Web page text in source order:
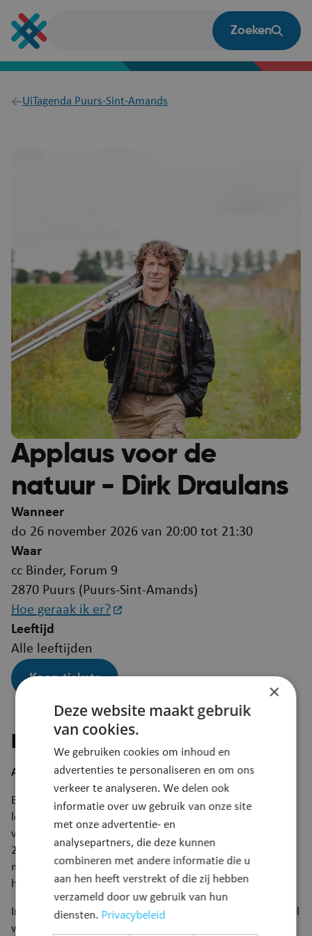
en
naar
inhoud
Zoeken
Breadcrumb
UiTagenda Puurs-Sint-Amands
Applaus voor de
natuur - Dirk Draulans
Wanneer
do 26 november 2026 van 20:00 tot 21:30
Waar
cc Binder, Forum 9
2870 Puurs (Puurs-Sint-Amands)
Hoe geraak ik er?
Leeftijd
Alle leeftijden
Koop tickets
Beschrijving
APPLAUS VOOR DE NATUUR
Bioloog en journalist Dirk Draulansis bekend van zijn lange
loopbaan bij het weekblad Knack en zijn vele optredens
voor radio en televisie. In het winterhalfjaar van 2009 tot
2010 zeilde hij voor Canvas en de Nederlandse VPRO acht
maanden lang de wereldrond in het kielzog van zijn grote
held Charles Darwin.
In zijn voordracht ‘Applaus voor de Natuur’, wat ook de titel
was van zijn rubriek in De Laatste Show met Mark
×
Deze website maakt gebruik
van cookies.
We gebruiken cookies om inhoud en
advertenties te personaliseren en om ons
verkeer te analyseren. We delen ook
informatie over uw gebruik van onze site
met onze advertentie- en
analysepartners, die deze kunnen
combineren met andere informatie die u
aan hen heeft verstrekt of die zij hebben
verzameld door uw gebruik van hun
diensten. Privacybeleid